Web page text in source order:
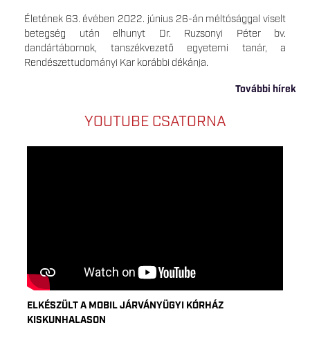
Életének 63. évében 2022. június 26-án méltósággal viselt
betegség után elhunyt Dr. Ruzsonyi Péter bv.
dandártábornok, tanszékvezető egyetemi tanár, a
Rendészettudományi Kar korábbi dékánja.
További hírek
YOUTUBE CSATORNA
ELKÉSZÜLT A MOBIL JÁRVÁNYÜGYI KÓRHÁZ
KISKUNHALASON